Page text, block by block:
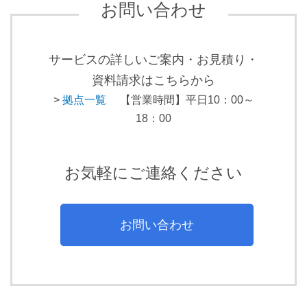
お問い合わせ
サービスの詳しいご案内・お見積り・
資料請求はこちらから
> 拠点一覧 【営業時間】平日10：00～
18：00
お気軽にご連絡ください
お問い合わせ